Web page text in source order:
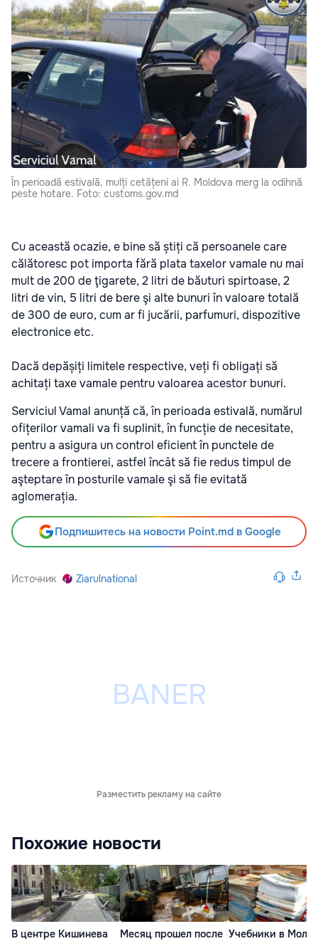
În perioadă estivală, mulți cetățeni ai R. Moldova merg la odihnă
peste hotare. Foto: customs.gov.md
Cu această ocazie, e bine să știți că persoanele care
călătoresc pot importa fără plata taxelor vamale nu mai
mult de 200 de ţigarete, 2 litri de băuturi spirtoase, 2
litri de vin, 5 litri de bere şi alte bunuri în valoare totală
de 300 de euro, cum ar fi jucării, parfumuri, dispozitive
electronice etc.
Dacă depășiți limitele respective, veți fi obligați să
achitați taxe vamale pentru valoarea acestor bunuri.
Serviciul Vamal anunță că, în perioada estivală, numărul
ofițerilor vamali va fi suplinit, în funcție de necesitate,
pentru a asigura un control eficient în punctele de
trecere a frontierei, astfel încât să fie redus timpul de
aşteptare în posturile vamale şi să fie evitată
aglomerația.
Подпишитесь на новости Point.md в Google
Источник Ziarulnational
Разместить рекламу на сайте
Похожие новости
В центре Кишинева
Месяц прошел после Учебники в